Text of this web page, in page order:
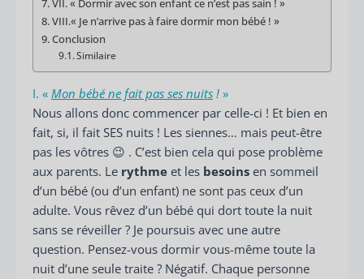
VIII.« Je n’arrive pas à faire dormir mon bébé ! »
Conclusion
Similaire
I. « Mon bébé ne fait pas ses nuits ! »
Nous allons donc commencer par celle-ci ! Et bien en
fait, si, il fait SES nuits ! Les siennes… mais peut-être
pas les vôtres 😉 . C’est bien cela qui pose problème
aux parents. Le rythme et les besoins en sommeil
d’un bébé (ou d’un enfant) ne sont pas ceux d’un
adulte. Vous rêvez d’un bébé qui dort toute la nuit
sans se réveiller ? Je poursuis avec une autre
question. Pensez-vous dormir vous-même toute la
nuit d’une seule traite ? Négatif. Chaque personne